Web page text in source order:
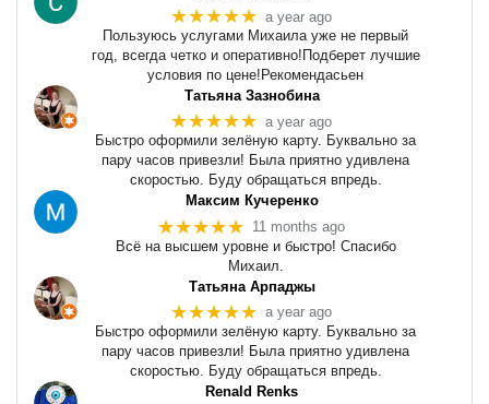
★★★★★ a year ago
Пользуюсь услугами Михаила уже не первый
год, всегда четко и оперативно!Подберет лучшие
условия по цене!Рекомендасьен
Татьяна Зазнобина
★★★★★ a year ago
Быстро оформили зелёную карту. Буквально за
пару часов привезли! Была приятно удивлена
скоростью. Буду обращаться впредь.
Максим Кучеренко
★★★★★ 11 months ago
Всё на высшем уровне и быстро! Спасибо
Михаил.
Татьяна Арпаджы
★★★★★ a year ago
Быстро оформили зелёную карту. Буквально за
пару часов привезли! Была приятно удивлена
скоростью. Буду обращаться впредь.
Renald Renks